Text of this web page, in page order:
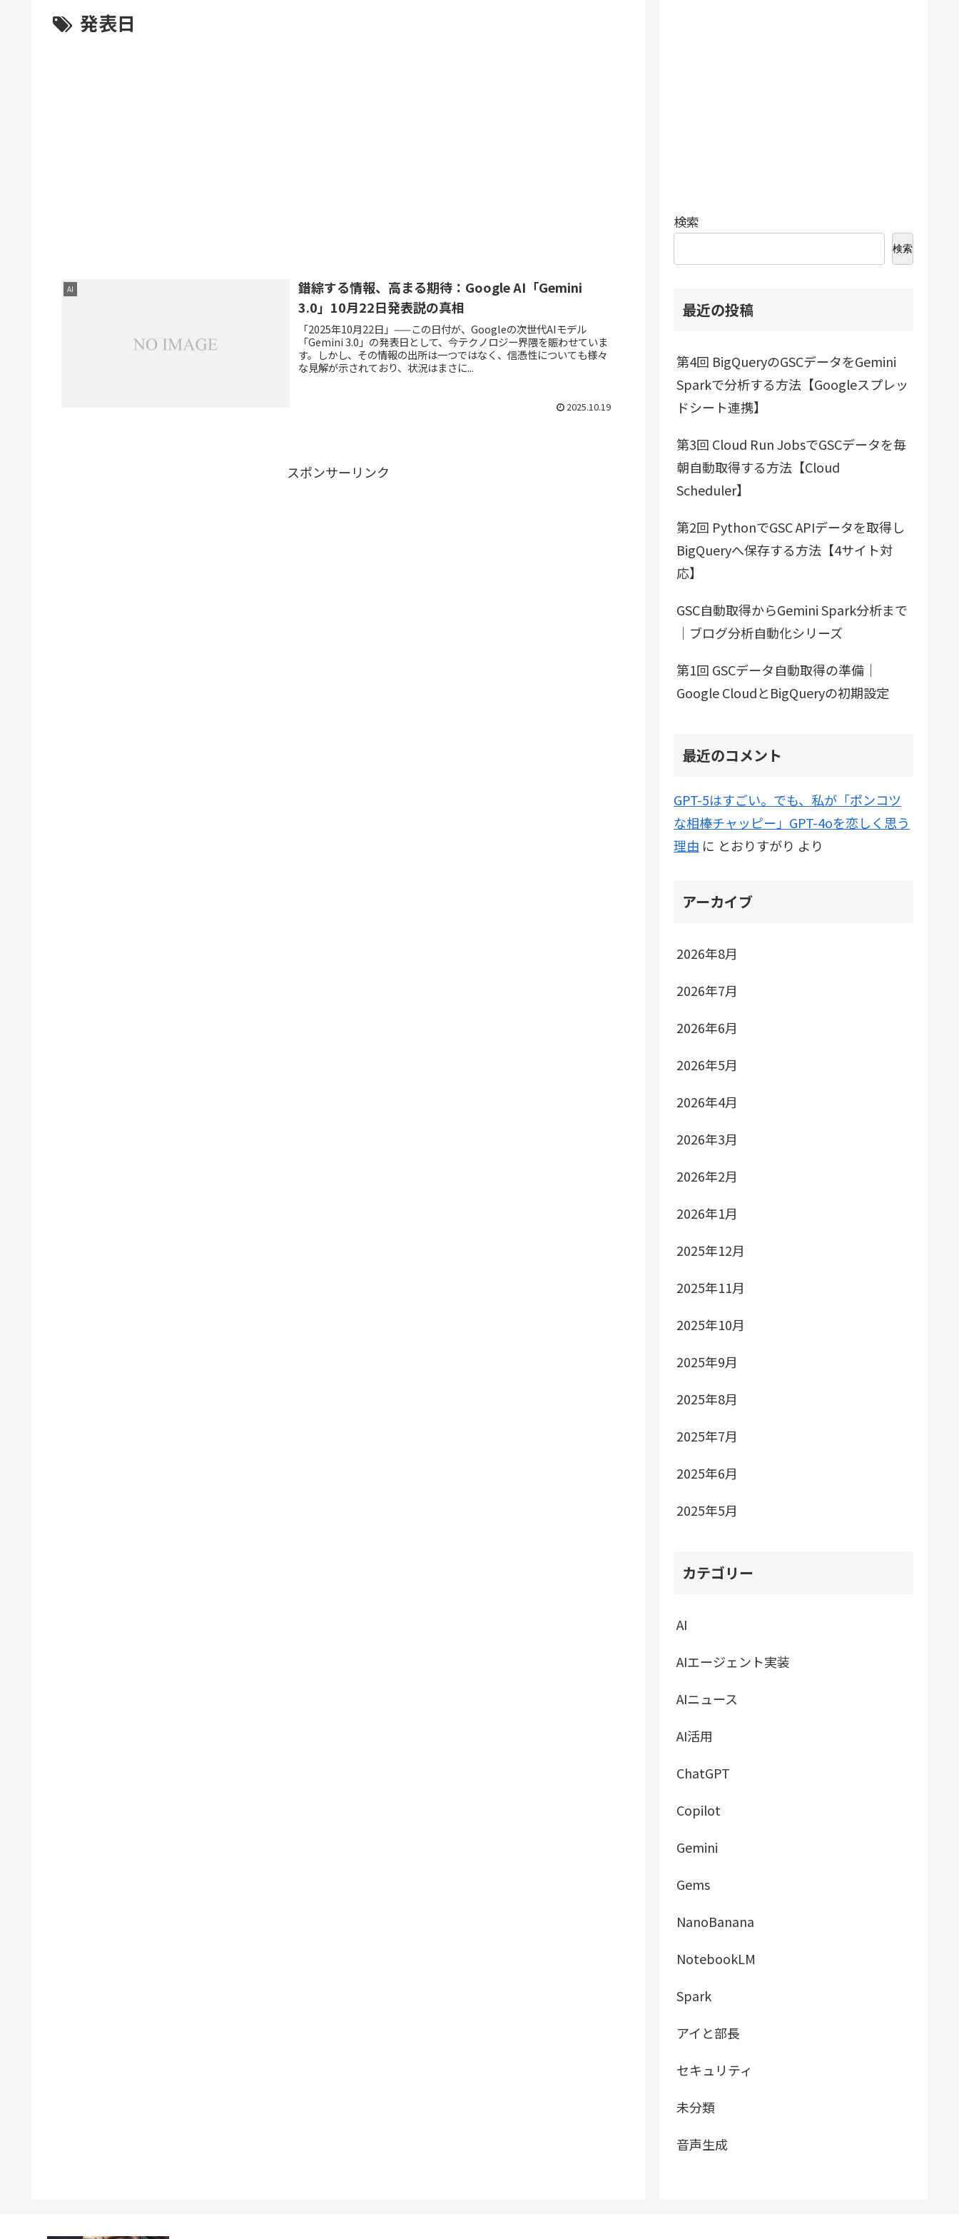
発表日
AI
錯綜する情報、高まる期待：Google AI「Gemini
3.0」10月22日発表説の真相
「2025年10月22日」——この日付が、Googleの次世代AIモデル
「Gemini 3.0」の発表日として、今テクノロジー界隈を賑わせていま
す。しかし、その情報の出所は一つではなく、信憑性についても様々
な見解が示されており、状況はまさに...
2025.10.19
スポンサーリンク
検索
検索
最近の投稿
第4回 BigQueryのGSCデータをGemini
Sparkで分析する方法【Googleスプレッ
ドシート連携】
第3回 Cloud Run JobsでGSCデータを毎
朝自動取得する方法【Cloud
Scheduler】
第2回 PythonでGSC APIデータを取得し
BigQueryへ保存する方法【4サイト対
応】
GSC自動取得からGemini Spark分析まで
｜ブログ分析自動化シリーズ
第1回 GSCデータ自動取得の準備｜
Google CloudとBigQueryの初期設定
最近のコメント
GPT-5はすごい。でも、私が「ポンコツ
な相棒チャッピー」GPT-4oを恋しく思う
理由 に とおりすがり より
アーカイブ
2026年8月
2026年7月
2026年6月
2026年5月
2026年4月
2026年3月
2026年2月
2026年1月
2025年12月
2025年11月
2025年10月
2025年9月
2025年8月
2025年7月
2025年6月
2025年5月
カテゴリー
AI
AIエージェント実装
AIニュース
AI活用
ChatGPT
Copilot
Gemini
Gems
NanoBanana
NotebookLM
Spark
アイと部長
セキュリティ
未分類
音声生成